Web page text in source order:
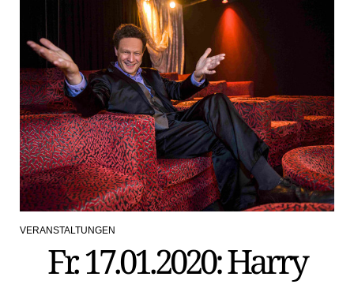
POSTED
VERANSTALTUNGEN
Fr. 17.01.2020: Harry